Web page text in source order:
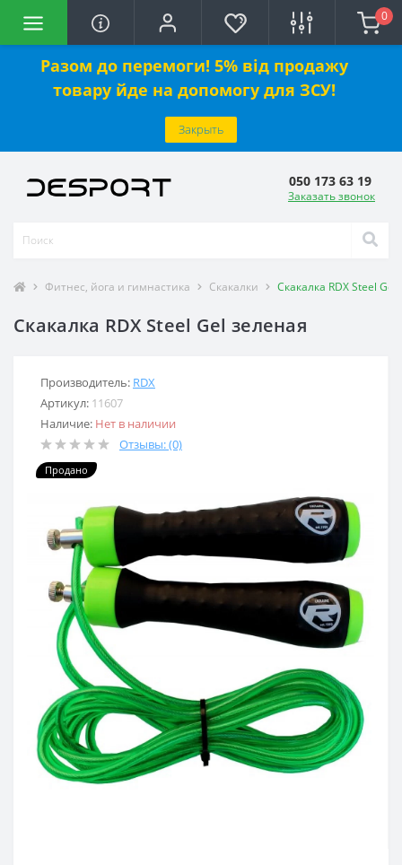
Разом до перемоги! 5% від продажу
товару йде на допомогу для ЗСУ!
Закрыть
0
050 173 63 19
Заказать звонок
Фитнес, йога и гимнастика Скакалки Скакалка RDX Steel Gel
Скакалка RDX Steel Gel зеленая
Производитель: RDX
Артикул: 11607
Наличие: Нет в наличии
Отзывы: (0)
Продано